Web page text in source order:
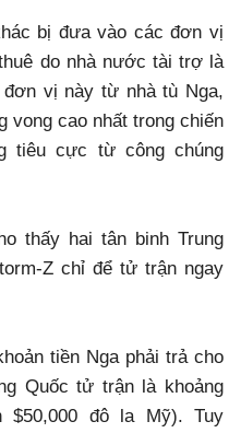
bị đưa vào các đơn vị
do nhà nước tài trợ là
vị này từ nhà tù Nga,
vong cao nhất trong chiến
tiêu cực từ công chúng
thấy hai tân binh Trung
Z chỉ để tử trận ngay
tiền Nga phải trả cho
Quốc tử trận là khoảng
$50,000 đô la Mỹ). Tuy